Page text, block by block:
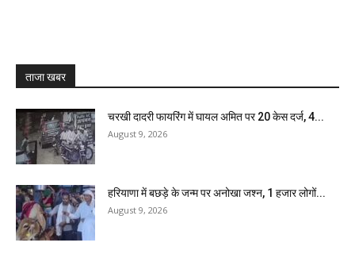
ताजा खबर
चरखी दादरी फायरिंग में घायल अमित पर 20 केस दर्ज, 4...
August 9, 2026
हरियाणा में बछड़े के जन्म पर अनोखा जश्न, 1 हजार लोगों...
August 9, 2026